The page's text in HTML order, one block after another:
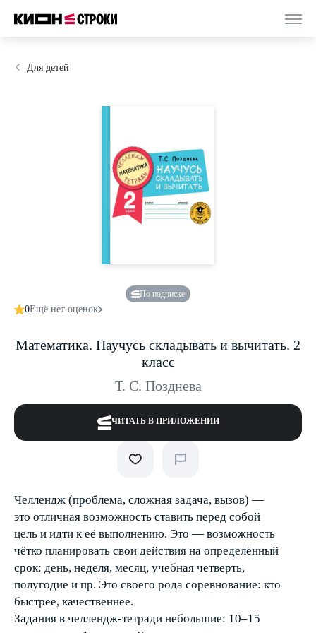
Для детей
По подписке
0Ещё нет оценок
Математика. Научусь складывать и вычитать. 2
класс
Т. С. Позднева
ЧИТАТЬ В ПРИЛОЖЕНИИ
Челлендж (проблема, сложная задача, вызов) —
это отличная возможность ставить перед собой
цель и идти к её выполнению. Это — возможность
чётко планировать свои действия на определённый
срок: день, неделя, месяц, учебная четверть,
полугодие и пр. Это своего рода соревнование: кто
быстрее, качественнее.
Задания в челлендж-тетради небольшие: 10–15